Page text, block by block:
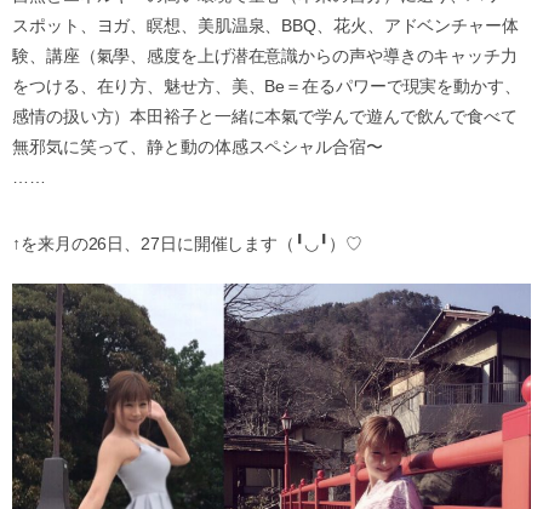
スポット、ヨガ、瞑想、美肌温泉、BBQ、花火、アドベンチャー体
験、講座（氣學、感度を上げ潜在意識からの声や導きのキャッチ力
をつける、在り方、魅せ方、美、Be＝在るパワーで現実を動かす、
感情の扱い方）本田裕子と一緒に本氣で学んで遊んで飲んで食べて
無邪気に笑って、静と動の体感スペシャル合宿〜
↑を来月の26日、27日に開催します（╹◡╹）♡